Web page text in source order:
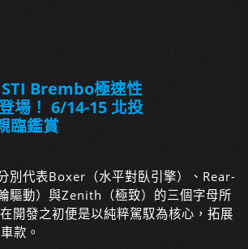
STI Brembo極速性
場！ 6/14-15 北投
臨鑑賞
別代表Boxer（水平對臥引擎）、Rear-
驅動）與Zenith（極致）的三個字母所
開發之初便是以純粹駕馭為核心，拓展
款。